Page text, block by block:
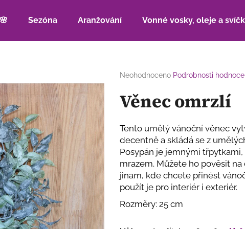
Sezóna Aranžování Vonné vosky, oleje a
Průměrné
produktu
je
5
hvězdiček.
Neohodnoceno Podrobnosti
Věnec omrzlí
Tento umělý vánoční věnec
decentně a skládá se z
Posypán je jemnými
mrazem. Můžete ho pověsit
jinam, kde chcete přinést
použít je pro interiér i exteriér.
Rozměry: 25 cm
HLEDAT
Doporučujeme